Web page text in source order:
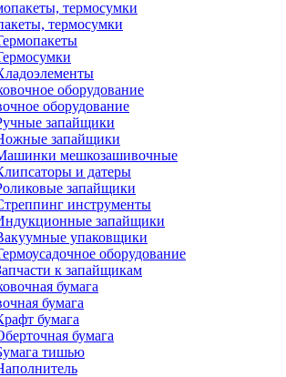
термосумки
оборудование
запайщики
запайщики
мешкозашивочные
и датеры
запайщики
инструменты
запайщики
упаковщики
оборудование
к запайщикам
бумага
бумага
бумага
тишью